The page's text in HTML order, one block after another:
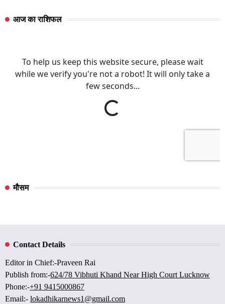
आज का राशिफल
मौसम
Contact Details
Editor in Chief:-Praveen Rai
Publish from:-624/78 Vibhuti Khand Near High Court Lucknow
Phone:-+91 9415000867
Email:- lokadhikarnews1@gmail.com